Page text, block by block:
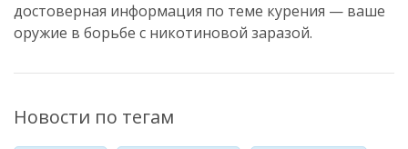
достоверная информация по теме курения — ваше
оружие в борьбе с никотиновой заразой.
Новости по тегам